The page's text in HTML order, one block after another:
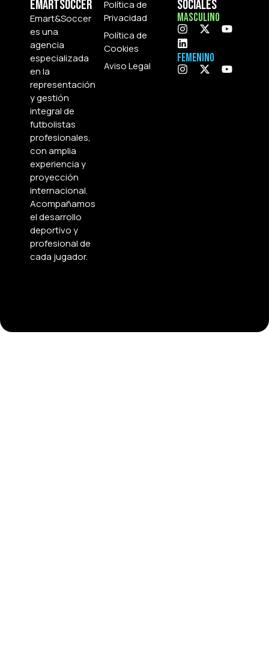
Emartsoccer
Emart&Soccer
es una
agencia
especializada
en la
representación
y gestión
integral de
futbolistas
profesionales,
con amplia
experiencia y
proyección
internacional.
Acompañamos
el desarrollo
deportivo y
profesional de
cada jugador.
Política de
Privacidad
Política de
Cookies
Aviso Legal
Sociales
Masculino
Femenino